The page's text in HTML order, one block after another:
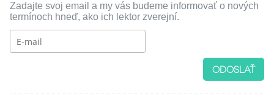
Zadajte svoj email a my vás budeme informovať o nových
termínoch hneď, ako ich lektor zverejní.
ODOSLAŤ